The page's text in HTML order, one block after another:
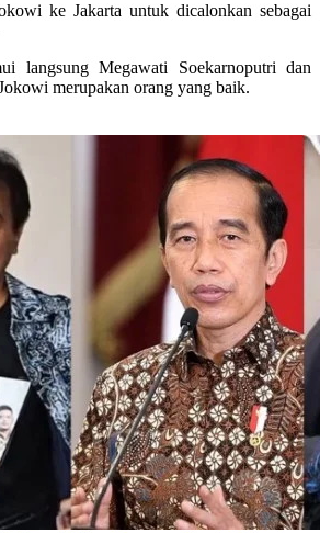
ke Jakarta untuk dicalonkan sebagai
langsung Megawati Soekarnoputri dan
merupakan orang yang baik.